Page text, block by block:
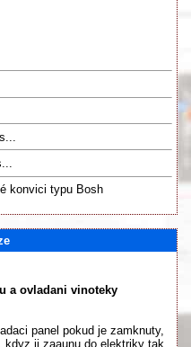
konvici typu Bosh
a ovladani vinoteky
panel pokud je zamknuty,
kdyz ji zaaunu do elektriky tak